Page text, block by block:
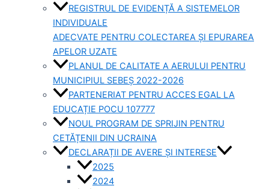
REGISTRUL DE EVIDENȚĂ A SISTEMELOR
INDIVIDUALE
ADECVATE PENTRU COLECTAREA ȘI EPURAREA
APELOR UZATE
PLANUL DE CALITATE A AERULUI PENTRU
MUNICIPIUL SEBEȘ 2022-2026
PARTENERIAT PENTRU ACCES EGAL LA
EDUCAȚIE POCU 107777
NOUL PROGRAM DE SPRIJIN PENTRU
CETĂȚENII DIN UCRAINA
DECLARAȚII DE AVERE ȘI INTERESE
2025
2024